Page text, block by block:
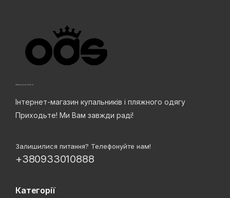
Інтернет-магазин купальників і пляжного одягу
Приходьте! Ми Вам завжди раді!
Залишилися питання? Телефонуйте нам!
+380933010888
Категорії